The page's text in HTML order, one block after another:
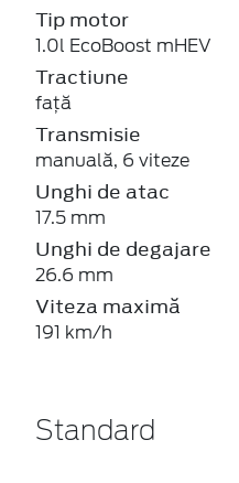
Tip motor
1.0l EcoBoost mHEV
Tractiune
față
Transmisie
manuală, 6 viteze
Unghi de atac
17.5 mm
Unghi de degajare
26.6 mm
Viteza maximă
191 km/h
Standard